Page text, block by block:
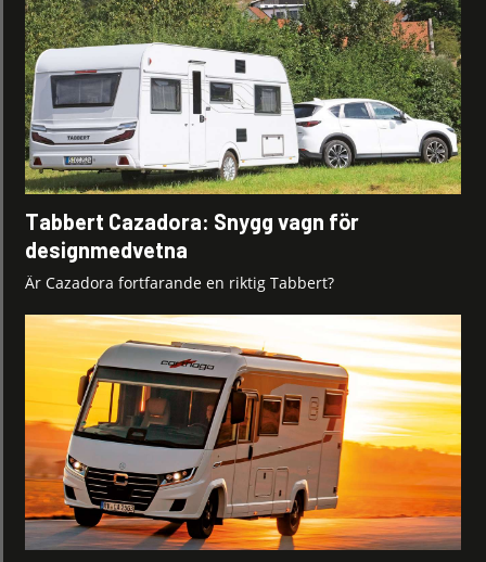
Tabbert Cazadora: Snygg vagn för
designmedvetna
Är Cazadora fortfarande en riktig Tabbert?